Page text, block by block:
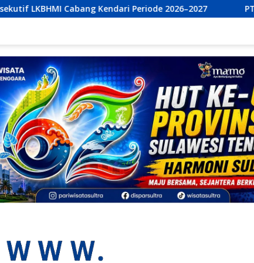
2026–2027 PT Bumi Permata Kendari dan